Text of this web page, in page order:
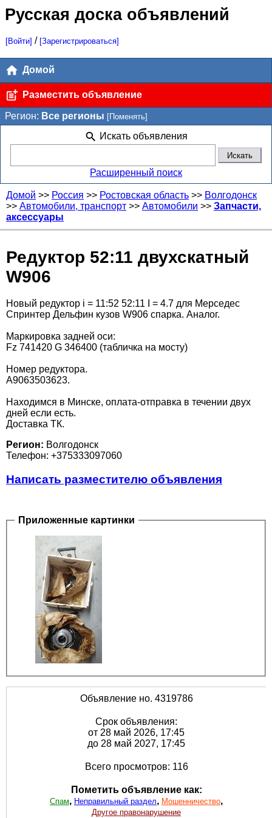
Русская доска объявлений
[Войти] / [Зарегистрироваться]
Домой
Разместить объявление
Регион: Все регионы [Поменять]
Искать объявления
Расширенный поиск
Домой >> Россия >> Ростовская область >> Волгодонск
>> Автомобили, транспорт >> Автомобили >> Запчасти,
аксессуары
Редуктор 52:11 двухскатный
W906
Новый редуктор i = 11:52 52:11 I = 4.7 для Мерседес
Спринтер Дельфин кузов W906 спарка. Аналог.
Маркировка задней оси:
Fz 741420 G 346400 (табличка на мосту)
Номер редуктора.
A9063503623.
Находимся в Минске, оплата-отправка в течении двух
дней если есть.
Доставка ТК.
Регион: Волгодонск
Телефон: +375333097060
Написать разместителю объявления
Приложенные картинки
Объявление но. 4319786
Срок объявления:
от 28 май 2026, 17:45
до 28 май 2027, 17:45
Всего просмотров: 116
Пометить объявление как:
Спам, Неправильный раздел, Мошенничество,
Другое правонарушение